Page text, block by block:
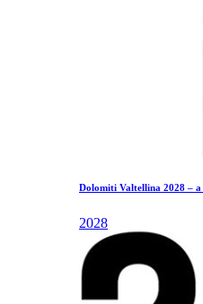
Dolomiti Valtellina 2028 –
2028